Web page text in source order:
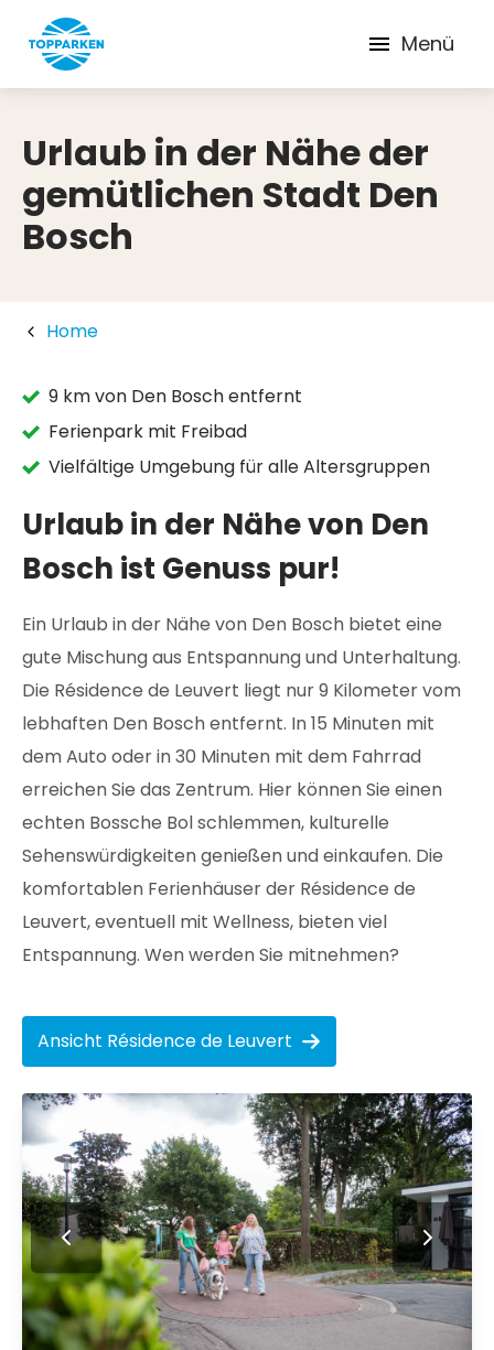
Menü
Urlaub in der Nähe der
gemütlichen Stadt Den
Bosch
Home
9 km von Den Bosch entfernt
Ferienpark mit Freibad
Vielfältige Umgebung für alle Altersgruppen
Urlaub in der Nähe von Den
Bosch ist Genuss pur!
Ein Urlaub in der Nähe von Den Bosch bietet eine
gute Mischung aus Entspannung und Unterhaltung.
Die Résidence de Leuvert liegt nur 9 Kilometer vom
lebhaften Den Bosch entfernt. In 15 Minuten mit
dem Auto oder in 30 Minuten mit dem Fahrrad
erreichen Sie das Zentrum. Hier können Sie einen
echten Bossche Bol schlemmen, kulturelle
Sehenswürdigkeiten genießen und einkaufen. Die
komfortablen Ferienhäuser der Résidence de
Leuvert, eventuell mit Wellness, bieten viel
Entspannung. Wen werden Sie mitnehmen?
Ansicht Résidence de Leuvert